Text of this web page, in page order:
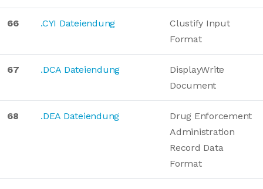
66 .CYI Dateiendung
Clustify Input
Format
67 .DCA Dateiendung
DisplayWrite
Document
68 .DEA Dateiendung
Drug Enforcement
Administration
Record Data
Format